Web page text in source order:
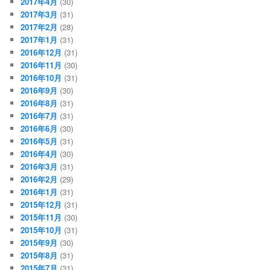
2017年3月 (31)
2017年2月 (28)
2017年1月 (31)
2016年12月 (31)
2016年11月 (30)
2016年10月 (31)
2016年9月 (30)
2016年8月 (31)
2016年7月 (31)
2016年6月 (30)
2016年5月 (31)
2016年4月 (30)
2016年3月 (31)
2016年2月 (29)
2016年1月 (31)
2015年12月 (31)
2015年11月 (30)
2015年10月 (31)
2015年9月 (30)
2015年8月 (31)
2015年7月 (31)